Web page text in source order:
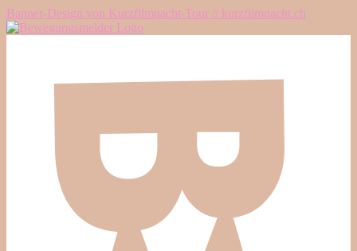
Banner-Design von Kurzfilmnacht-Tour // kurzfilmnacht.ch